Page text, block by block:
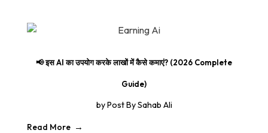
📢 इस AI का उपयोग करके लाखों में कैसे कमाएं? (2026 Complete
Guide)
byPost By Sahab Ali
Read More